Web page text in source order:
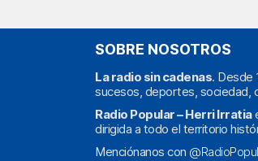
SOBRE NOSOTROS
La radio sin cadenas. Desde
sucesos, deportes, sociedad,
Radio Popular – Herri Irratia
dirigida a todo el territorio
Menciónanos con